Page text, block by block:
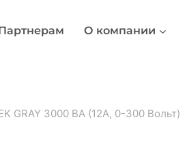
О компании
GRAY 3000 ВА (12А, 0-300 Вольт)